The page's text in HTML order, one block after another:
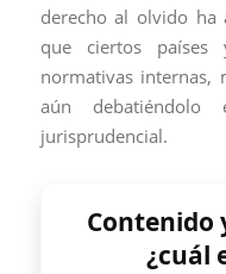
derecho al olvido ha
que ciertos
normativas internas,
aún
jurisprudencial.
Contenido
¿cuál